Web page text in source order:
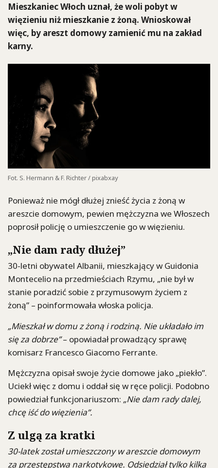
Mieszkaniec Włoch uznał, że woli pobyt w
więzieniu niż mieszkanie z żoną. Wnioskował
więc, by areszt domowy zamienić mu na zakład
karny.
Fot. S. Hermann & F. Richter / pixabxay
Ponieważ nie mógł dłużej znieść życia z żoną w
areszcie domowym, pewien mężczyzna we Włoszech
poprosił policję o umieszczenie go w więzieniu.
„Nie dam rady dłużej”
30-letni obywatel Albanii, mieszkający w Guidonia
Montecelio na przedmieściach Rzymu, „nie był w
stanie poradzić sobie z przymusowym życiem z
żoną” – poinformowała włoska policja.
„Mieszkał w domu z żoną i rodziną. Nie układało im
się za dobrze”– opowiadał prowadzący sprawę
komisarz Francesco Giacomo Ferrante.
Mężczyzna opisał swoje życie domowe jako „piekło”.
Uciekł więc z domu i oddał się w ręce policji. Podobno
powiedział funkcjonariuszom: „Nie dam rady dalej,
chcę iść do więzienia”.
Z ulgą za kratki
30-latek został umieszczony w areszcie domowym
za przestępstwa narkotykowe. Odsiedział tylko kilka